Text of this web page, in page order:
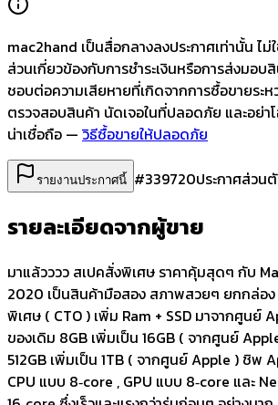
mac2hand เป็นสื่อกลางลงประกาศเท่านั้น ไม่
ส่วนเกี่ยวข้องกับการชำระเงินหรือการส่งมอบ
ชอบต่อความเสียหายที่เกิดจากการซื้อขายระห
ตรวจสอบสินค้า นัดเจอในที่ปลอดภัย และอย่า
น่าเชื่อถือ — วิธีซื้อขายให้ปลอดภัย
รายงานประกาศนี้ #339720ประกาศส่วน
รายละเอียดจากผู้ขาย
มาแล้วววว สเปคสั่งพิเศษ ราคาคุ้มสุดๆ กับ
2020 เป็นสินค้ามือสอง สภาพสวยๆ ยกกล่อง
พิเศษ ( CTO ) เพิ่ม Ram + SSD มาจากศูนย์
ของเดิม 8GB เพิ่มเป็น 16GB ( จากศูนย์
512GB เพิ่มเป็น 1TB ( จากศูนย์ Apple ) ชิพ
CPU แบบ 8‑core , GPU แบบ 8‑core และ